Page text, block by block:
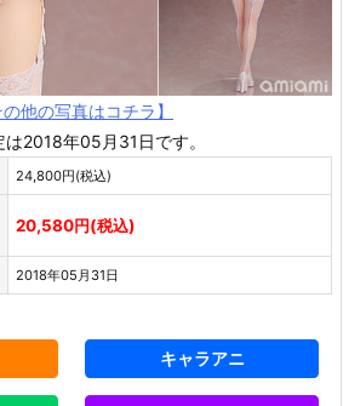
の他の写真はコチラ】
は2018年05月31日です。
24,800円(税込)
20,580円(税込)
2018年05月31日
キャラアニ